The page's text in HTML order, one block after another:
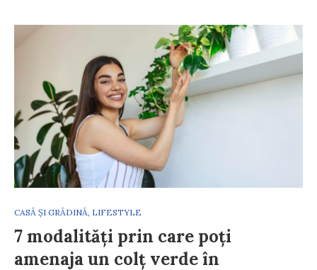
CASĂ ȘI GRĂDINĂ, LIFESTYLE
7 modalități prin care poți
amenaja un colț verde în